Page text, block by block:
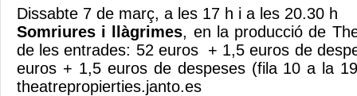
Dissabte 7 de març, a les 17 h i a les 20.30 h
Somriures i llàgrimes, en la producció de
de les entrades: 52 euros + 1,5 euros de
euros + 1,5 euros de despeses (fila 10 a la
theatrepropierties.janto.es